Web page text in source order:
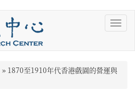
» 1870至1910年代香港戲園的營運與